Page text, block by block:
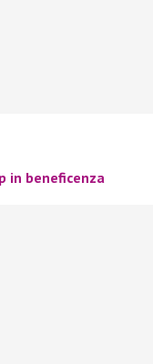
in beneficenza